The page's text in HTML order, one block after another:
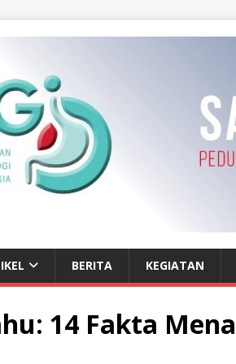
BERITA KEGIATAN
14 Fakta